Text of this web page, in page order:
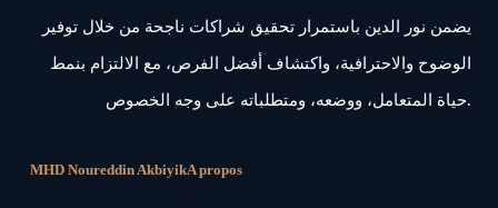
يضمن نور الدين باستمرار تحقيق شراكات ناجحة من خلال توفير
الوضوح والاحترافية، واكتشاف أفضل الفرص، مع الالتزام بنمط
حياة المتعامل، ووضعه، ومتطلباته على وجه الخصوص.
MHD Noureddin AkbiyikA propos